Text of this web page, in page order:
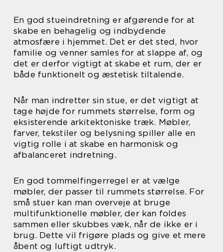
En god stueindretning er afgørende for at
skabe en behagelig og indbydende
atmosfære i hjemmet. Det er det sted, hvor
familie og venner samles for at slappe af, og
det er derfor vigtigt at skabe et rum, der er
både funktionelt og æstetisk tiltalende.
Når man indretter sin stue, er det vigtigt at
tage højde for rummets størrelse, form og
eksisterende arkitektoniske træk. Møbler,
farver, tekstiler og belysning spiller alle en
vigtig rolle i at skabe en harmonisk og
afbalanceret indretning.
En god tommelfingerregel er at vælge
møbler, der passer til rummets størrelse. For
små stuer kan man overveje at bruge
multifunktionelle møbler, der kan foldes
sammen eller skubbes væk, når de ikke er i
brug. Dette vil frigøre plads og give et mere
åbent og luftigt udtryk.